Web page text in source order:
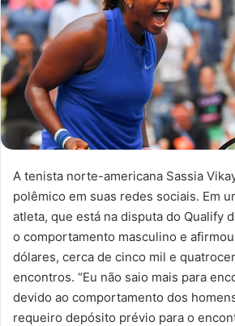
A tenista norte-americana Sassia
polêmico em suas redes sociais. Em
atleta, que está na disputa do Qualify
o comportamento masculino e
dólares, cerca de cinco mil e
encontros. “Eu não saio mais para
devido ao comportamento dos
requeiro depósito prévio para o